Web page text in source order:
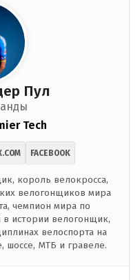
Пул
Tech
FACEBOOK
король велокросса,
велогонщиков мира
чемпион мира по
в истории велогонщик,
велоспорта на
шоссе, МТБ и гравеле.